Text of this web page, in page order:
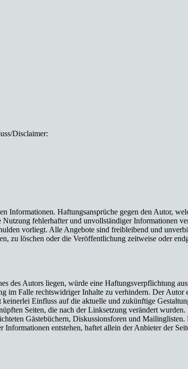
Disclaimer:
Haftungsansprüche gegen den Autor,
fehlerhafter und unvollständiger Informationen
vorliegt. Alle Angebote sind freibleibend und
zu löschen oder die Veröffentlichung zeitweise oder
des Autors liegen, würde eine Haftungsverpflichtung
im Falle rechtswidriger Inhalte zu verhindern. Der Autor
Einfluss auf die aktuelle und zukünftige
Seiten, die nach der Linksetzung verändert
Gästebüchern, Diskussionsforen und
entstehen, haftet allein der Anbieter der